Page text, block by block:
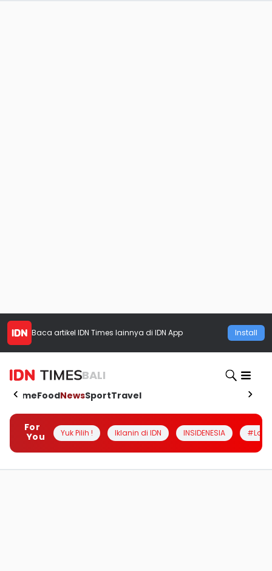
Baca artikel IDN Times lainnya di IDN App Install
BALI
HomeFoodNewsSportTravel
For
You
Yuk Pilih ! Iklanin di IDN INSIDENESIA